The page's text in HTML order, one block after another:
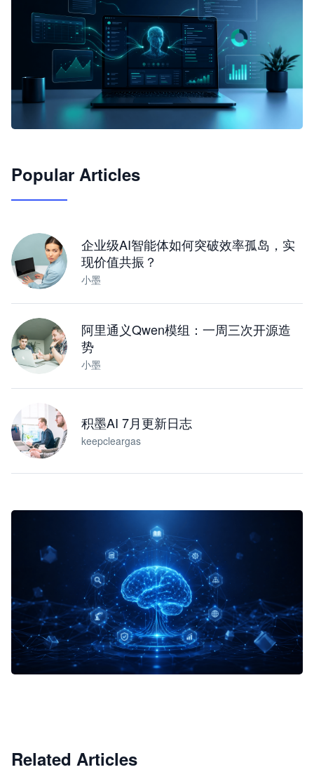
JimoClaw 桌面 AI Agent 工作台
Popular Articles
企业级AI智能体如何突破效率孤岛，实
现价值共振？
小墨
阿里通义Qwen模组：一周三次开源造
势
小墨
积墨AI 7月更新日志
keepcleargas
Related Articles